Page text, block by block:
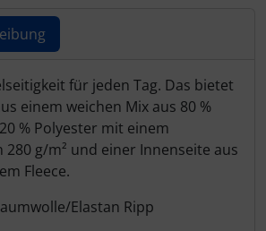
für jeden Tag. Das bietet
einem weichen Mix aus 80 %
% Polyester mit einem
280 g/m² und einer Innenseite aus
Fleece.
Elastan Ripp